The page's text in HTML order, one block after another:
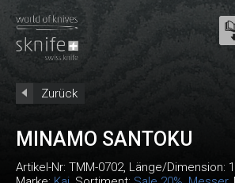
Zurück
MINAMO SANTOKU
Artikel-Nr: TMM-0702, Länge/Dimension: